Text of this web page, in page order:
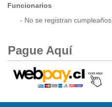
Funcionarios
- No se registran cumpleaños
Pague Aquí